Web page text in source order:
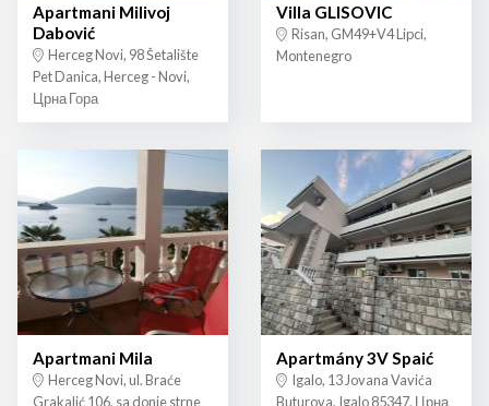
Apartmani Milivoj
Dabović
Herceg Novi, 98 Šetalište
Pet Danica, Herceg - Novi,
Црна Гора
Villa GLISOVIC
Risan, GM49+V4 Lipci,
Montenegro
Apartmani Mila
Herceg Novi, ul. Braće
Grakalić 106, sa donje strne
Apartmány 3V Spaić
Igalo, 13 Jovana Vavića
Buturova, Igalo 85347, Црна